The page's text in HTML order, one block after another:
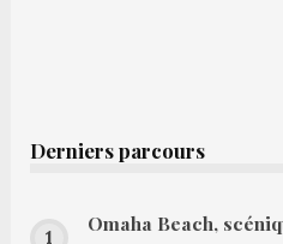
Derniers parcours
Omaha Beach,